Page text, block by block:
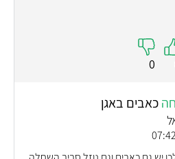
0
כאבים באגן